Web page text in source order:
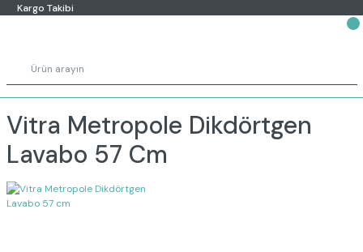
Kargo Takibi
Vitra Metropole Dikdörtgen
Lavabo 57 Cm